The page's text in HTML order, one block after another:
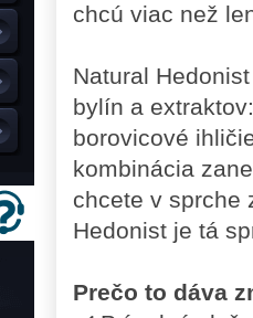
chcú viac než
Natural
bylín a
borovicové
kombinácia
chcete v sprche
Hedonist je tá
Prečo to dáva